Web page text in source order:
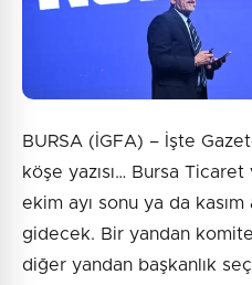
BURSA (İGFA) – İşte
köşe yazısı… Bursa Ticaret
ekim ayı sonu ya da kasım
gidecek. Bir yandan
diğer yandan başkanlık